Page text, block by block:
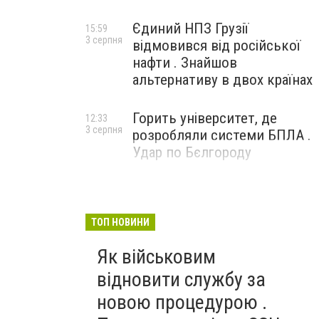
Єдиний НПЗ Грузії
відмовився від російської
нафти . Знайшов
альтернативу в двох країнах
15:59
3 серпня
Горить університет, де
розробляли системи БПЛА .
Удар по Бєлгороду
12:33
3 серпня
ТОП НОВИНИ
Як військовим
відновити службу за
новою процедурою .